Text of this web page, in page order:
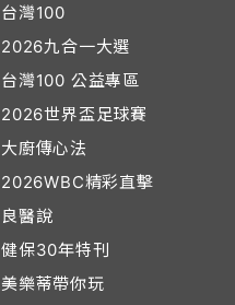
台灣100
2026九合一大選
台灣100 公益專區
2026世界盃足球賽
大廚傳心法
2026WBC精彩直擊
良醫說
健保30年特刊
美樂蒂帶你玩